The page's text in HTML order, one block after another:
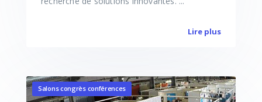
Lire plus
Salons congrès conférences